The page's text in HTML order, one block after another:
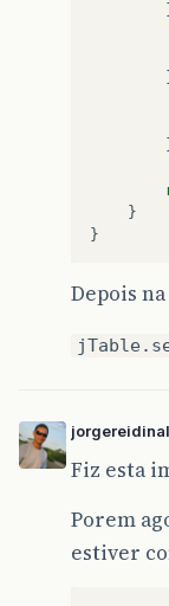
case
public
//
}
}
}
Depois
Fiz esta
Porem
estiver